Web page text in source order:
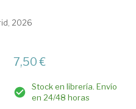
2026
7,50 €
Stock en librería. Envío
en 24/48 horas